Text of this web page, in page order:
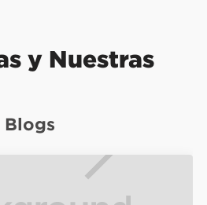
y Nuestras
Blogs